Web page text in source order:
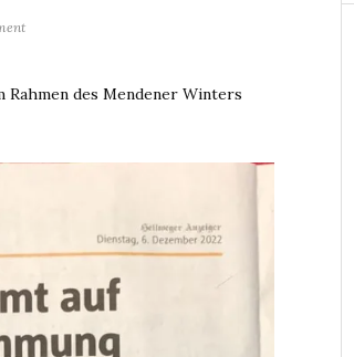
on
trimmt
auf
vorweihnachtliche
Stimmung
des Mendener Winters